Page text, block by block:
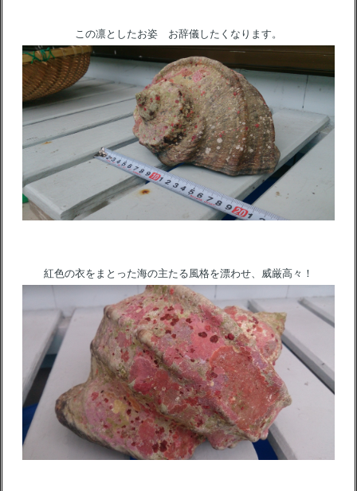
この凛としたお姿 お辞儀したくなります。
紅色の衣をまとった海の主たる風格を漂わせ、威厳高々！